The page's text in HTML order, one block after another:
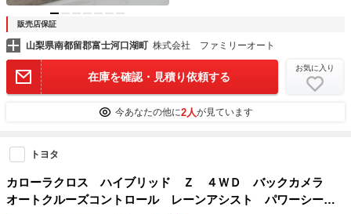
販売店保証
山梨県南都留郡富士河口湖町 株式会社 ファミリーオート
在庫を確認・見積り依頼する
お気に入り
今あなたの他に2人が見ています
トヨタ
カローラクロス ハイブリッド Ｚ ４ＷＤ バックカメラ
オートクルーズコントロール レーンアシスト パワーシー